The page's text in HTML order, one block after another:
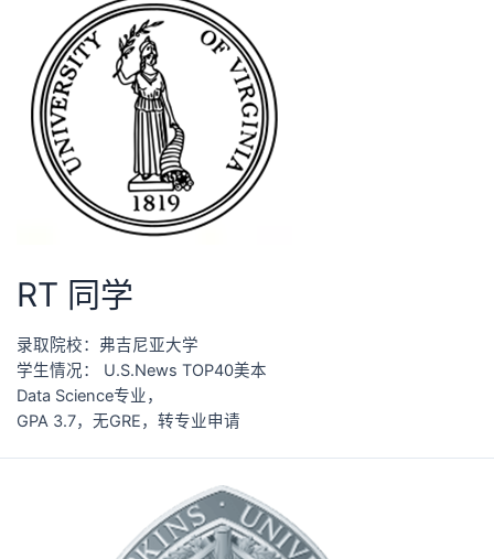
RT 同学
录取院校：弗吉尼亚大学
学生情况： U.S.News TOP40美本
Data Science专业，
GPA 3.7，无GRE，转专业申请